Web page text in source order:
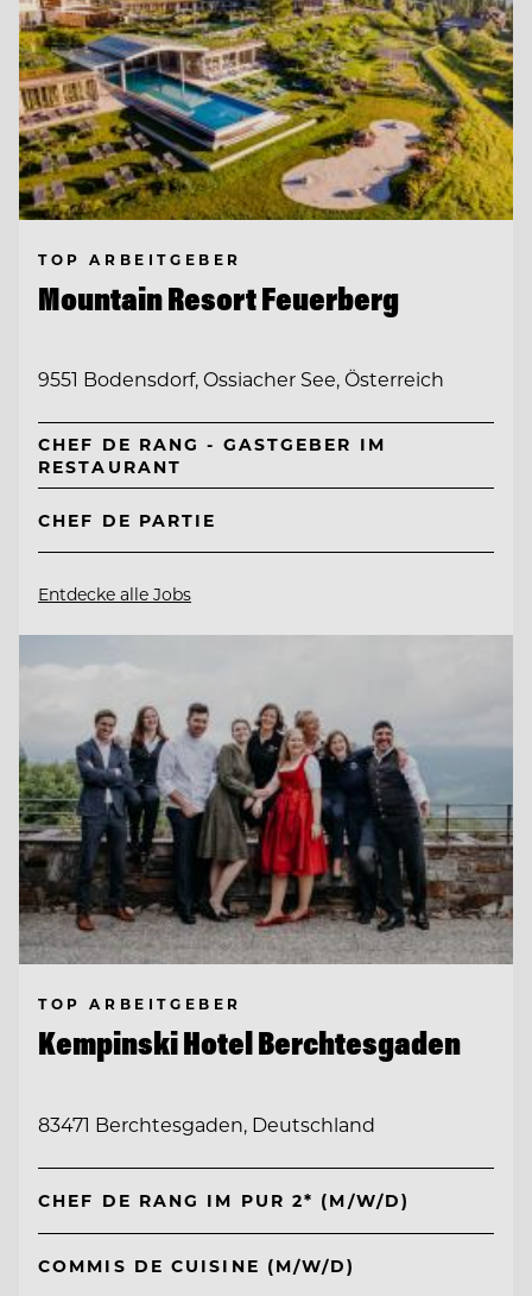
TOP ARBEITGEBER
Mountain Resort Feuerberg
9551 Bodensdorf, Ossiacher See, Österreich
CHEF DE RANG - GASTGEBER IM
RESTAURANT
CHEF DE PARTIE
Entdecke alle Jobs
TOP ARBEITGEBER
Kempinski Hotel Berchtesgaden
83471 Berchtesgaden, Deutschland
CHEF DE RANG IM PUR 2* (M/W/D)
COMMIS DE CUISINE (M/W/D)